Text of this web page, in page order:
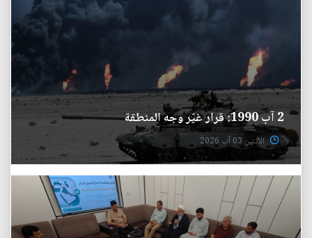
2 آب 1990: قرار غيّر وجه المنطقة
الأثنين 03 آب 2026